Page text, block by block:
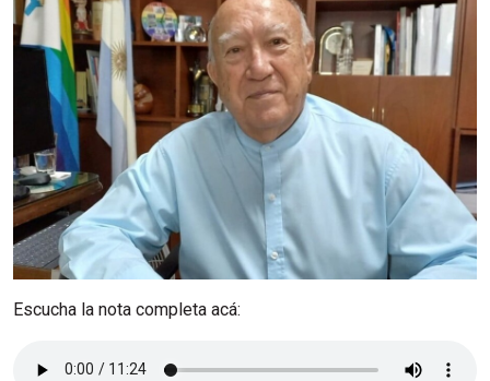
Escucha la nota completa acá: